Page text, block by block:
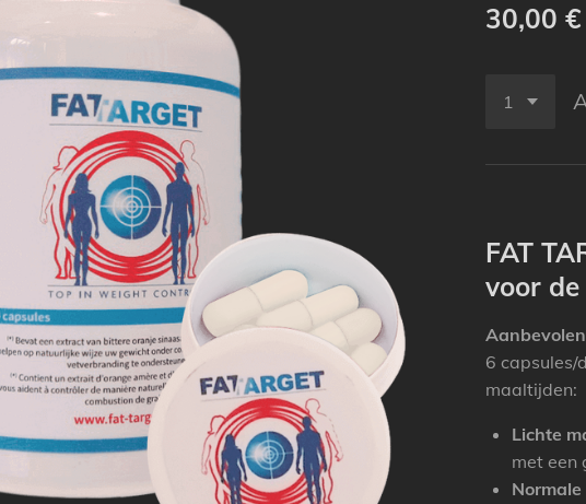
30,00 €
FAT
voor
6
maaltijden:
Lichte
met een